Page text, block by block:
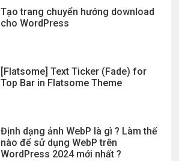
Tạo trang chuyển hướng download
cho WordPress
[Flatsome] Text Ticker (Fade) for
Top Bar in Flatsome Theme
Định dạng ảnh WebP là gì ? Làm thế
nào để sử dụng WebP trên
WordPress 2024 mới nhất ?